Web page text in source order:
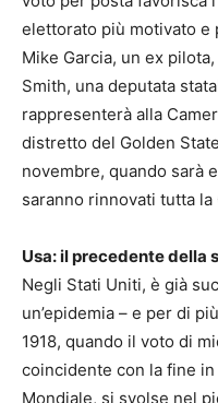
elettorato più motivato e
Mike Garcia, un ex
Smith, una deputata
rappresenterà alla
distretto del Golden
novembre, quando sarà
saranno rinnovati tutta
Usa: il precedente della
Negli Stati Uniti, è già
un’epidemia – e per di
1918, quando il voto di
coincidente con la fine
Mondiale, si svolse nel